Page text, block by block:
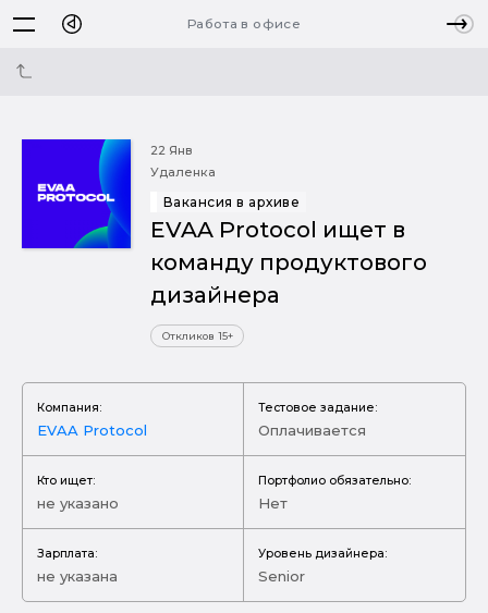
Работа в офисе
22 Янв
Удаленка
Вакансия в архиве
EVAA Protocol ищет в
команду продуктового
дизайнера
Откликов 15+
Компания:
EVAA Protocol
Тестовое задание:
Оплачивается
Кто ищет:
не указано
Портфолио обязательно:
Нет
Зарплата:
не указана
Уровень дизайнера:
Senior